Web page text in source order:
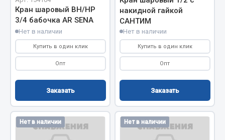
Система питания
Система выпуска газа
Система охлаждения
Сцепление
Тормозная система
Весь раздел
Запчасти ЯМЗ
Кран шаровый ВН/НР
3/4 бабочка AR SENA
Нет в наличии
Купить в один клик
Опт
Заказать
накидной гайкой
САНТИМ
Нет в наличии
Купить в один клик
Опт
Заказать
Нет в наличии Нет в наличии